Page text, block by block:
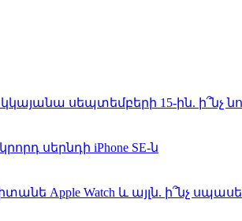
կկայանա սեպտեմբերի 15-ին. ի՞նչ
սերնդի iPhone SE-ն
Apple Watch և այլն. ի՞նչ